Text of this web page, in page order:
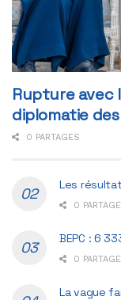
Rupture avec
diplomatie
0 PARTAGES
Les
0
BEPC : 6
0
La vague